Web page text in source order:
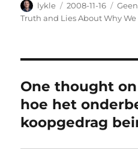
Author
lykle
Posted
on
2008-11-16
Truth and Lies About Why
One thought
hoe het
koopgedrag